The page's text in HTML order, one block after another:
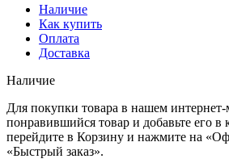
Наличие
Как купить
Оплата
Доставка
Наличие
Для покупки товара в нашем интернет-
понравившийся товар и добавьте его в
перейдите в Корзину и нажмите на
«Быстрый заказ».